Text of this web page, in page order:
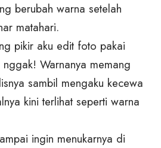
berubah warna setelah
matahari.
pikir aku edit foto pakai
Warnanya memang
sambil mengaku kecewa
kini terlihat seperti warna
ingin menukarnya di